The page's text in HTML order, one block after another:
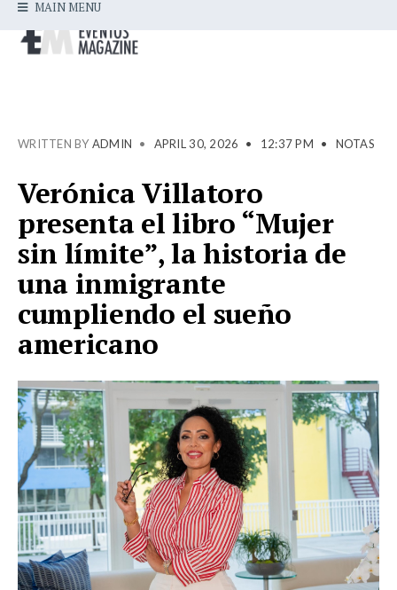
MAIN MENU
WRITTEN BY ADMIN • APRIL 30, 2026 • 12:37 PM • NOTAS
Verónica Villatoro
presenta el libro “Mujer
sin límite”, la historia de
una inmigrante
cumpliendo el sueño
americano